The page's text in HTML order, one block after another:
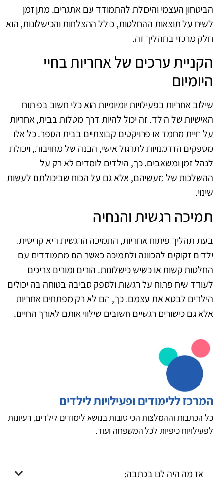
הביטחון העצמי והיכולת להתמודד עם אתגרים. מתן זמן
לשיח על תוצאות ההחלטות, כולל ההצלחות והכישלונות, הוא
חלק מרכזי בתהליך זה.
הקניית ערכים של אחריות בחיי
היומיום
שילוב אחריות בפעילויות יומיומיות הוא כלי חשוב בפיתוח
האישיות של הילד. זה יכול להיות דרך מטלות בבית, אחריות
על חיית מחמד או פרויקטים קבוצתיים בבית הספר. כל אלו
מספקים הזדמנויות לתרגול אישי, הבנה של מחויבות, ויכולת
לנהל זמן ומשאבים. כך, הילדים לומדים לא רק על
ההשלכות של מעשיהם, אלא גם על הכוח שביכולתם לעשות
שינוי.
תמיכה רגשית והנחיה
בעת תהליך פיתוח אחריות, התמיכה הרגשית היא קריטית.
ילדים זקוקים להכוונה ולתמיכה כאשר הם מתמודדים עם
החלטות קשות או כשיש כישלונות. הורים ומורים צריכים
לעודד שיח פתוח על רגשות ולספק סביבה בטוחה בה יכולים
הילדים לבטא את עצמם. כך, הם לא רק מפתחים אחריות
אלא גם כישורים רגשיים חשובים שילווי אותם לאורך החיים.
המרכז ללימודים ופעילויות לילדים
כל הכתבות וההמלצות הכי טובות בנושא לימודים לילדים, רעיונות
לפעילויות כיפיות לכל המשפחה ועוד.
אז מה היה לנו בכתבה: